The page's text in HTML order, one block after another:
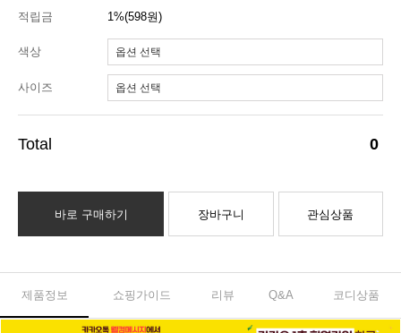
적립금 1%(598원)
색상
사이즈
0
바로 구매하기 장바구니 관심상품
제품정보 쇼핑가이드 리뷰 Q&A 코디상품